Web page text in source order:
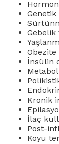
Genetik
Gebelik
Obezite
İnsülin
Kronik
İlaç
Post-
Koyu